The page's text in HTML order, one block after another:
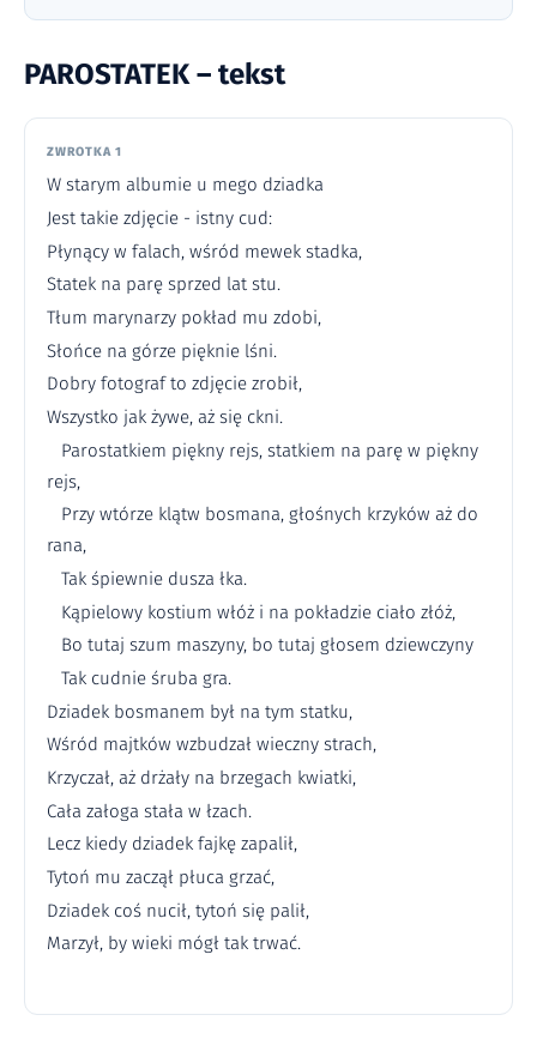
PAROSTATEK – tekst
ZWROTKA 1
W starym albumie u mego dziadka
Jest takie zdjęcie - istny cud:
Płynący w falach, wśród mewek stadka,
Statek na parę sprzed lat stu.
Tłum marynarzy pokład mu zdobi,
Słońce na górze pięknie lśni.
Dobry fotograf to zdjęcie zrobił,
Wszystko jak żywe, aż się ckni.
Parostatkiem piękny rejs, statkiem na parę w piękny
rejs,
Przy wtórze klątw bosmana, głośnych krzyków aż do
rana,
Tak śpiewnie dusza łka.
Kąpielowy kostium włóż i na pokładzie ciało złóż,
Bo tutaj szum maszyny, bo tutaj głosem dziewczyny
Tak cudnie śruba gra.
Dziadek bosmanem był na tym statku,
Wśród majtków wzbudzał wieczny strach,
Krzyczał, aż drżały na brzegach kwiatki,
Cała załoga stała w łzach.
Lecz kiedy dziadek fajkę zapalił,
Tytoń mu zaczął płuca grzać,
Dziadek coś nucił, tytoń się palił,
Marzył, by wieki mógł tak trwać.